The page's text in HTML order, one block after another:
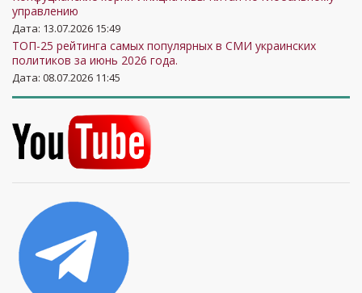
управлению
Дата: 13.07.2026 15:49
ТОП-25 рейтинга самых популярных в СМИ украинских
политиков за июнь 2026 года.
Дата: 08.07.2026 11:45